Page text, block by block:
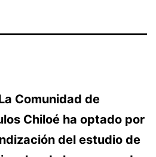
Comunidad de
Chiloé ha optado por
del estudio de